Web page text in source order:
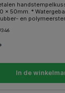
x 50mm. *
en
afdrukken. *
In de